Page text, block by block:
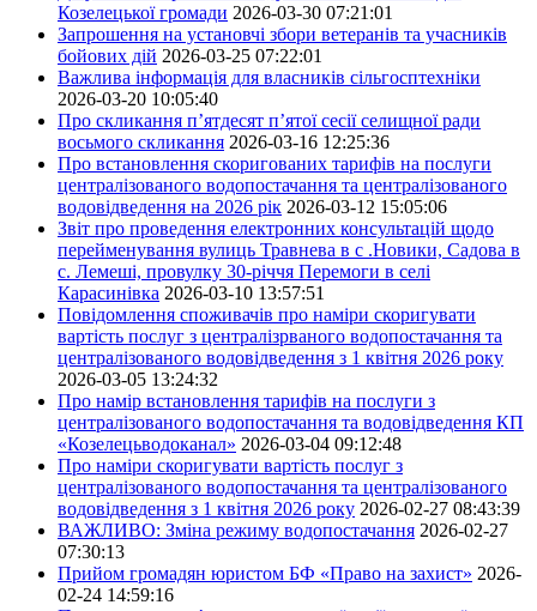
Козелецької громади 2026-03-30 07:21:01
Запрошення на установчі збори ветеранів та учасників
бойових дій 2026-03-25 07:22:01
Важлива інформація для власників сільгосптехніки
2026-03-20 10:05:40
Про скликання п’ятдесят п’ятої сесії селищної ради
восьмого скликання 2026-03-16 12:25:36
Про встановлення скоригованих тарифів на послуги
централізованого водопостачання та централізованого
водовідведення на 2026 рік 2026-03-12 15:05:06
Звіт про проведення електронних консультацій щодо
перейменування вулиць Травнева в с .Новики, Садова в
с. Лемеші, провулку 30-річчя Перемоги в селі
Карасинівка 2026-03-10 13:57:51
Повідомлення споживачів про наміри скоригувати
вартість послуг з централізрваного водопостачання та
централізованого водовідведення з 1 квітня 2026 року
2026-03-05 13:24:32
Про намір встановлення тарифів на послуги з
централізованого водопостачання та водовідведення КП
«Козелецьводоканал» 2026-03-04 09:12:48
Про наміри скоригувати вартість послуг з
централізованого водопостачання та централізованого
водовідведення з 1 квітня 2026 року 2026-02-27 08:43:39
ВАЖЛИВО: Зміна режиму водопостачання 2026-02-27
07:30:13
Прийом громадян юристом БФ «Право на захист» 2026-
02-24 14:59:16